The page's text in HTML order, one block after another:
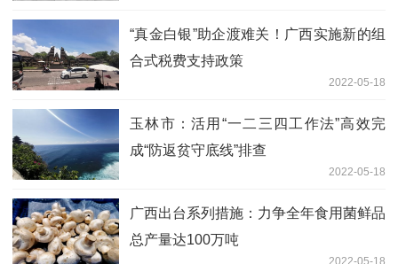
“真金白银”助企渡难关！广西实施新的组
合式税费支持政策
2022-05-18
玉林市：活用“一二三四工作法”高效完
成“防返贫守底线”排查
2022-05-18
广西出台系列措施：力争全年食用菌鲜品
总产量达100万吨
2022-05-18